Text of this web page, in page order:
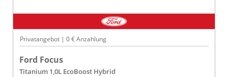
Privatangebot | 0 € Anzahlung
Ford Focus
Titanium 1,0L EcoBoost Hybrid